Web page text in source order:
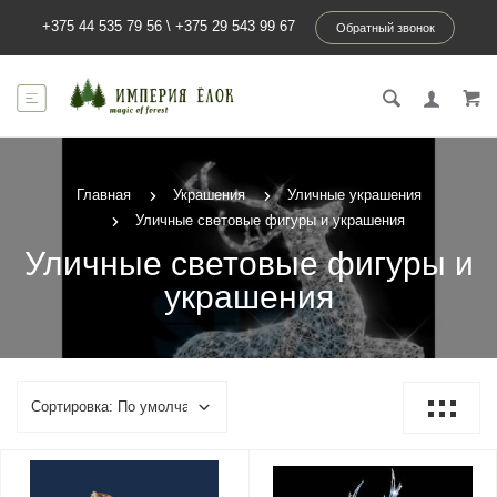
+375 44 535 79 56 \ +375 29 543 99 67 Обратный звонок
Главная Украшения
Уличные украшения
Уличные световые фигуры и украшения
Уличные световые фигуры и
украшения